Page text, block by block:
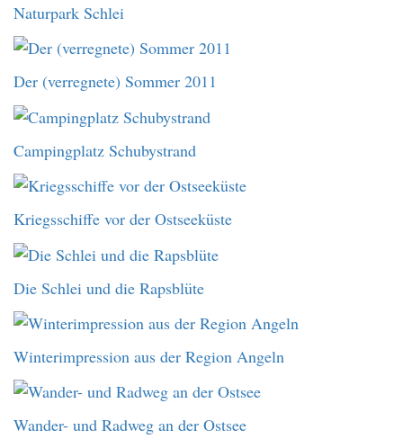
Naturpark Schlei
Der (verregnete) Sommer 2011
Campingplatz Schubystrand
Kriegsschiffe vor der Ostseeküste
Die Schlei und die Rapsblüte
Winterimpression aus der Region Angeln
Wander- und Radweg an der Ostsee